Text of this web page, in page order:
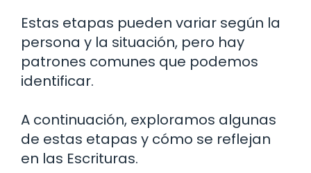
Estas etapas pueden variar según la
persona y la situación, pero hay
patrones comunes que podemos
identificar.
A continuación, exploramos algunas
de estas etapas y cómo se reflejan
en las Escrituras.